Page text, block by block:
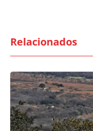
Relacionados